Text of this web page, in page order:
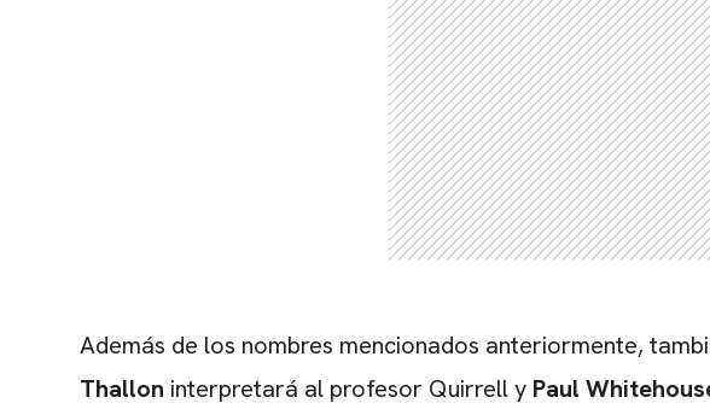
Además de los nombres mencionados anteriormente,
Thallon interpretará al profesor Quirrell y Paul